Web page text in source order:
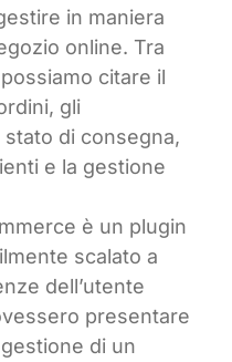
in maniera
online. Tra
citare il
gli
di consegna,
e la gestione
è un plugin
scalato a
dell’utente
presentare
di un